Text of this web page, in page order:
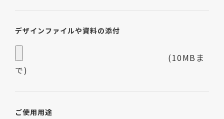
デザインファイルや資料の添付
(10MBま
で)
ご使用用途